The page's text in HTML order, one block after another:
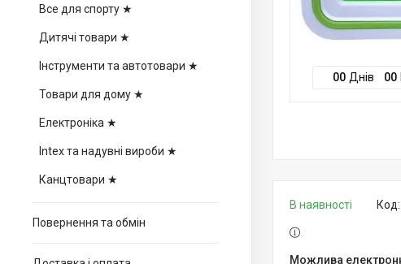
Все для спорту ★
Дитячі товари ★
Інструменти та автотовари ★
Товари для дому ★
Електроніка ★
Intex та надувні вироби ★
Канцтовари ★
Повернення та обмін
00 Днів 00
В наявності Код: